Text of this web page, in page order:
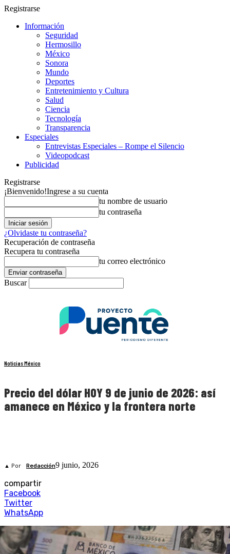
Registrarse
Información
Seguridad
Hermosillo
México
Sonora
Mundo
Deportes
Entretenimiento y Cultura
Salud
Ciencia
Tecnología
Transparencia
Especiales
Entrevistas Especiales – Rompe el Silencio
Videopodcast
Publicidad
Registrarse
¡Bienvenido!Ingrese a su cuenta
tu nombre de usuario
tu contraseña
¿Olvidaste tu contraseña?
Recuperación de contraseña
Recupera tu contraseña
tu correo electrónico
Buscar
Noticias México
Precio del dólar HOY 9 de junio de 2026: así
amanece en México y la frontera norte
▲ Por Redacción9 junio, 2026
compartir
Facebook
Twitter
WhatsApp